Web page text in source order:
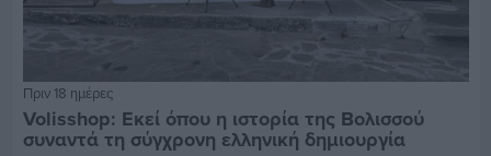
Πριν 18 ημέρες
Volisshop: Εκεί όπου η ιστορία της Βολισσού
συναντά τη σύγχρονη ελληνική δημιουργία